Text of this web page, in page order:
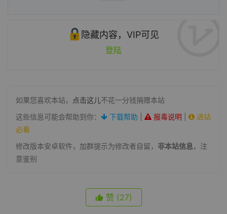
隐藏内容，VIP可见
登陆
如果您喜欢本站， 点击这儿不花一分钱捐赠本站
这些信息可能会帮助到你：
下载帮助 报毒说明
进站
必看
修改版本安卓软件，加群提示为修改者自留， 非本站信息，注
意鉴别
赞 (27)